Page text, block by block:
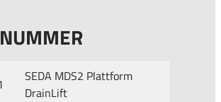
SEDA MDS2 Plattform
DrainLift